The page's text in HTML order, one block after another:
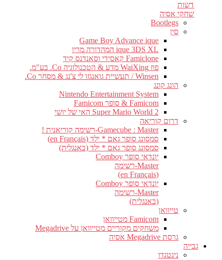
חדשות
משחקי אסיה
Bootlegs
סין
Game Boy Advance ique
ique 3DS XL המהדורה מריו
Famiclone קאסידי וסאנדנס קיד
פוז WaiXing מדע & הטכנולוגיה Co. בע"מ.
Winsen / תעשיית גואנגזו לי צ'נג & מסחר Co.
הונג קונג
Nintendo Entertainment System
Famicom & סופר Famicom
Super Mario World 2 האי של יושי
דרום קוריאה
Gamecube : Master-רשימה קוריאנית !
סמסונג סופר גאם * ילד (en Français)
סמסונג סופר גאם * ילד (באנגלית)
יונדאי סופר Comboy
Master-רשימה
(en Français)
יונדאי סופר Comboy
Master-רשימה
(באנגלית)
טייוואן
Famicom מטייוואן
משחקים מקוריים מטייוואן על Megadrive
גרסת Megadrive אסיה
גבייה
נינטנדו